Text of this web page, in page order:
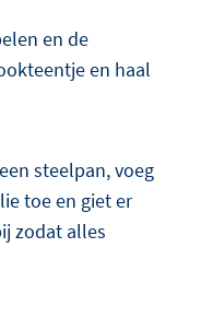
en de
en haal
steelpan, voeg
toe en giet er
zodat alles